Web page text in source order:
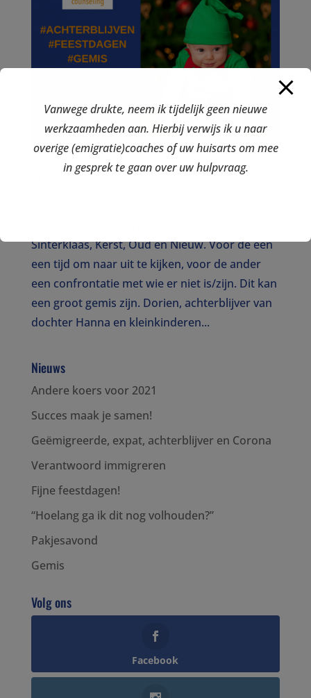
Sinterklaas, Kerst, Oud en Nieuw. Voor de een
een tijd om naar uit te kijken, voor de ander
een confrontatie met wie er niet is/zijn. Dit kan
een groot gemis zijn. Dorien, achterblijver van
dochter Hanna en kleinkinderen...
Nieuws
Andere koers voor 2021
Succes maak je samen!
Geëmigreerde, expat, achterblijver en Corona
Verantwoord immigreren
Fijne feestdagen!
“Hoelang ga ik dit nog volhouden?”
Pakjesavond
Gemis
Volg ons
Facebook
Vanwege drukte, neem ik tijdelijk geen nieuwe
werkzaamheden aan. Hierbij verwijs ik u naar
overige (emigratie)coaches of uw huisarts om mee
in gesprek te gaan over uw hulpvraag.